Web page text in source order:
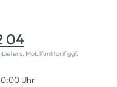
04
Mobilfunktarif ggf.
Uhr